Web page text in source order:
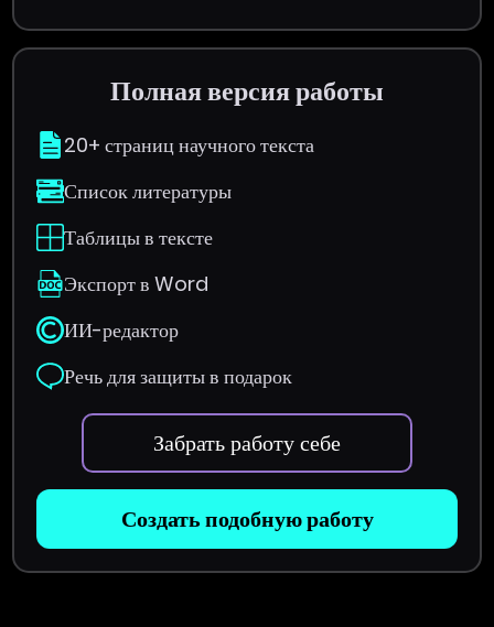
Полная версия работы
20+ страниц научного текста
Список литературы
Таблицы в тексте
Экспорт в Word
ИИ-редактор
Речь для защиты в подарок
Забрать работу себе
Создать подобную работу